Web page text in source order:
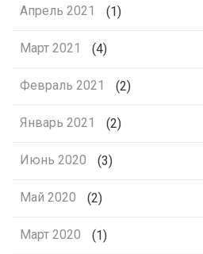
Апрель 2021 (1)
Март 2021 (4)
Февраль 2021 (2)
Январь 2021 (2)
Июнь 2020 (3)
Май 2020 (2)
Март 2020 (1)